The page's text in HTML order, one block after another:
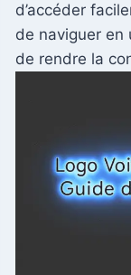
d’accéder
de naviguer en
de rendre la